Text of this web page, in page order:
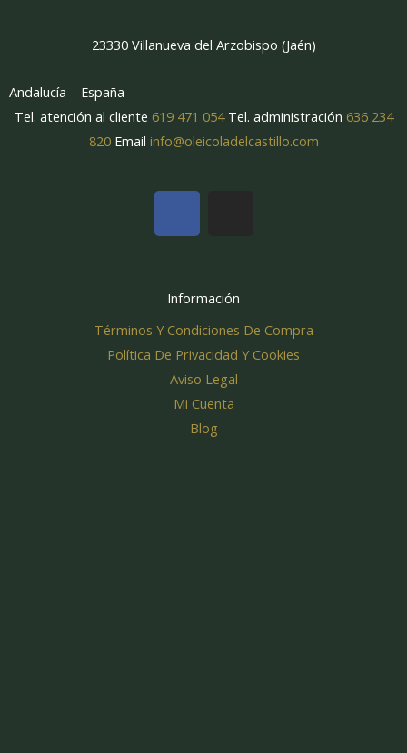
23330 Villanueva del Arzobispo (Jaén)
Andalucía – España
Tel. atención al cliente 619 471 054Tel. administración 636 234
820Email info@oleicoladelcastillo.com
F
c
b
o
o
k
a
g
r
a
m
Información
Términos Y Condiciones De Compra
Política De Privacidad Y Cookies
Aviso Legal
Mi Cuenta
Blog